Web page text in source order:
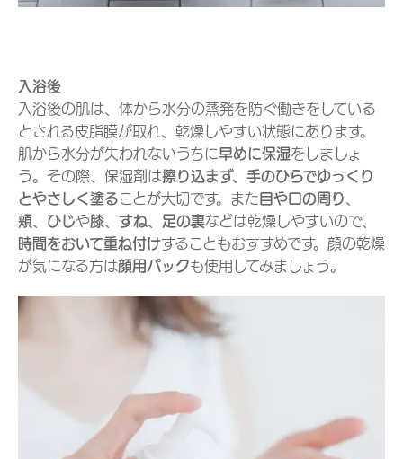
入浴後
入浴後の肌は、体から水分の蒸発を防ぐ働きをしている
とされる皮脂膜が取れ、乾燥しやすい状態にあります。
肌から水分が失われないうちに早めに保湿をしましょ
う。その際、保湿剤は擦り込まず、手のひらでゆっくり
とやさしく塗ることが大切です。また 目や口の周り
頬
ひじや膝 すね 足の裏などは乾燥しやすいので、
時間をおいて重ね付けすることもおすすめです。顔の乾燥
が気になる方は顔用パックも使用してみましょう。